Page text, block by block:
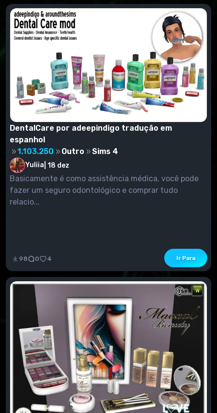
4/Mods. Se você baixou um complemento no
formato .zip, ele deve ser descompactado pelo
WinRar, 7zip e outros antes de ser movido para a
pasta Mods.
DentalCare por adeepindigo tradução em
espanhol
1.103.250
Outro Sims 4
Yuliia 18 dez
Basicamente é como assistência médica, você pode
fazer um seguro odontológico e comprar tudo
relacio...
98 0 4 Ir Para